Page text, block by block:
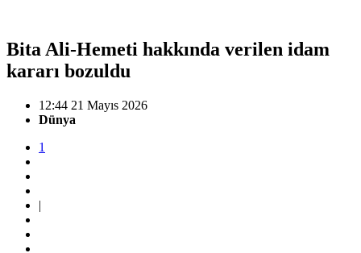
Bita Ali-Hemeti hakkında verilen idam
kararı bozuldu
12:44 21 Mayıs 2026
Dünya
1
|